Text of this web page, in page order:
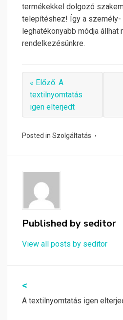
termékekkel dolgozó
telepítéshez! Így a személy-
leghatékonyabb módja állhat
rendelkezésünkre.
« Előző: A
textilnyomtatás
igen elterjedt
Posted in Szolgáltatás
Published byseditor
View all posts by seditor
Bejegyzés
navigáció
<
A textilnyomtatás igen